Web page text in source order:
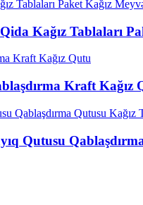
Kağız Tablaları
Kraft Kağız
Qutusu